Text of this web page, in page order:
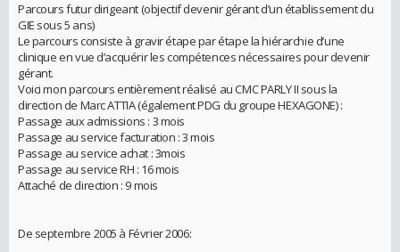
Parcours futur dirigeant (objectif devenir gérant d’un établissement du
GIE sous 5 ans)
Le parcours consiste à gravir étape par étape la hiérarchie d’une
clinique en vue d’acquérir les compétences nécessaires pour devenir
gérant.
Voici mon parcours entièrement réalisé au CMC PARLY II sous la
direction de Marc ATTIA (également PDG du groupe HEXAGONE) :
Passage aux admissions : 3 mois
Passage au service facturation : 3 mois
Passage au service achat : 3mois
Passage au service RH : 16 mois
Attaché de direction : 9 mois
De septembre 2005 à Février 2006: